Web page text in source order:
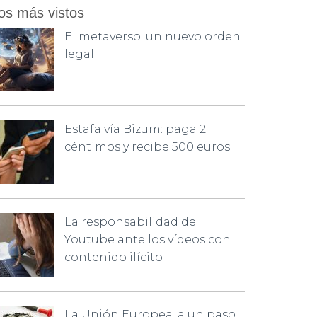
más vistos
El metaverso: un nuevo orden
legal
Estafa vía Bizum: paga 2
céntimos y recibe 500 euros
La responsabilidad de
Youtube ante los vídeos con
contenido ilícito